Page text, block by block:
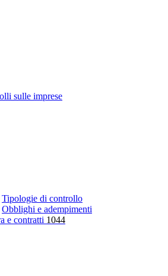
sulle imprese
Tipologie di controllo
Obblighi e adempimenti
e contratti 1044